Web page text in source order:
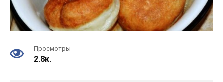
Просмотры
2.8к.